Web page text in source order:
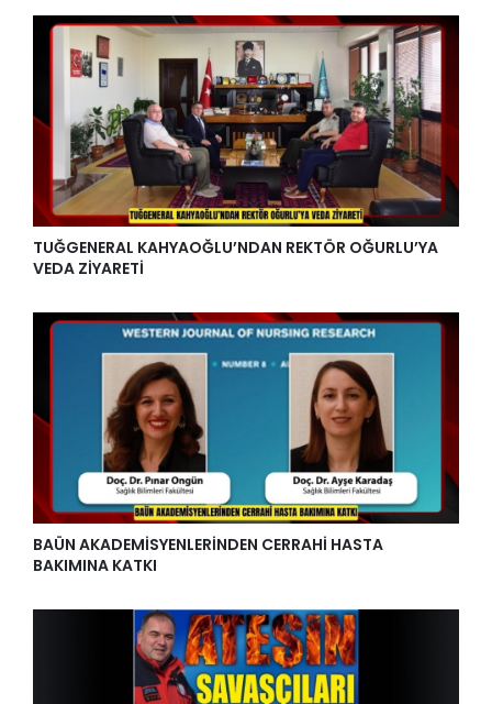
TUĞGENERAL KAHYAOĞLU’NDAN REKTÖR OĞURLU’YA
VEDA ZİYARETİ
BAÜN AKADEMİSYENLERİNDEN CERRAHİ HASTA
BAKIMINA KATKI